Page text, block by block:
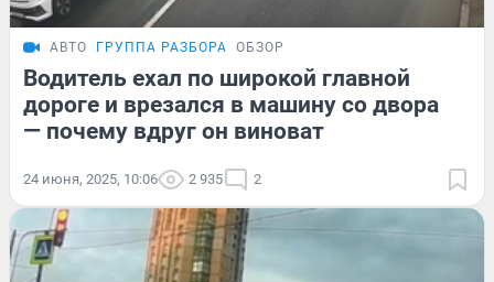
АВТО ГРУППА РАЗБОРА ОБЗОР
Водитель ехал по широкой главной
дороге и врезался в машину со двора
— почему вдруг он виноват
24 июня, 2025, 10:06 2 935 2